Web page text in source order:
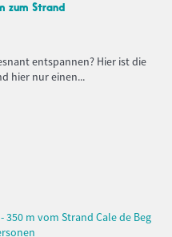
zum Strand
entspannen? Hier ist die
hier nur einen...